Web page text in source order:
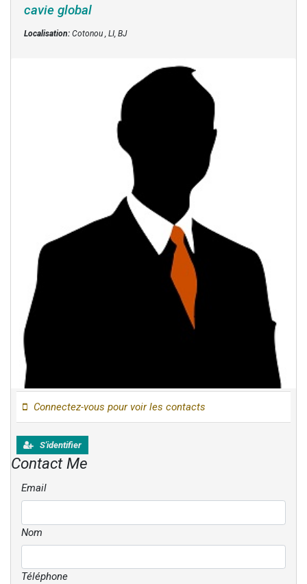
cavie global
Localisation:Cotonou , LI, BJ
Connectez-vous pour voir les contacts
S'identifier
Contact Me
Email
Nom
Téléphone